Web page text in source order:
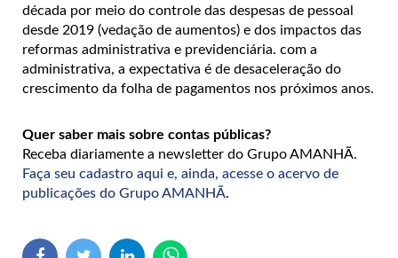
década por meio do controle das despesas de pessoal
desde 2019 (vedação de aumentos) e dos impactos das
reformas administrativa e previdenciária. com a
administrativa, a expectativa é de desaceleração do
crescimento da folha de pagamentos nos próximos anos.
Quer saber mais sobre contas públicas?
Receba diariamente a newsletter do Grupo AMANHÃ.
Faça seu cadastro aqui e, ainda, acesse o acervo de
publicações do Grupo AMANHÃ.